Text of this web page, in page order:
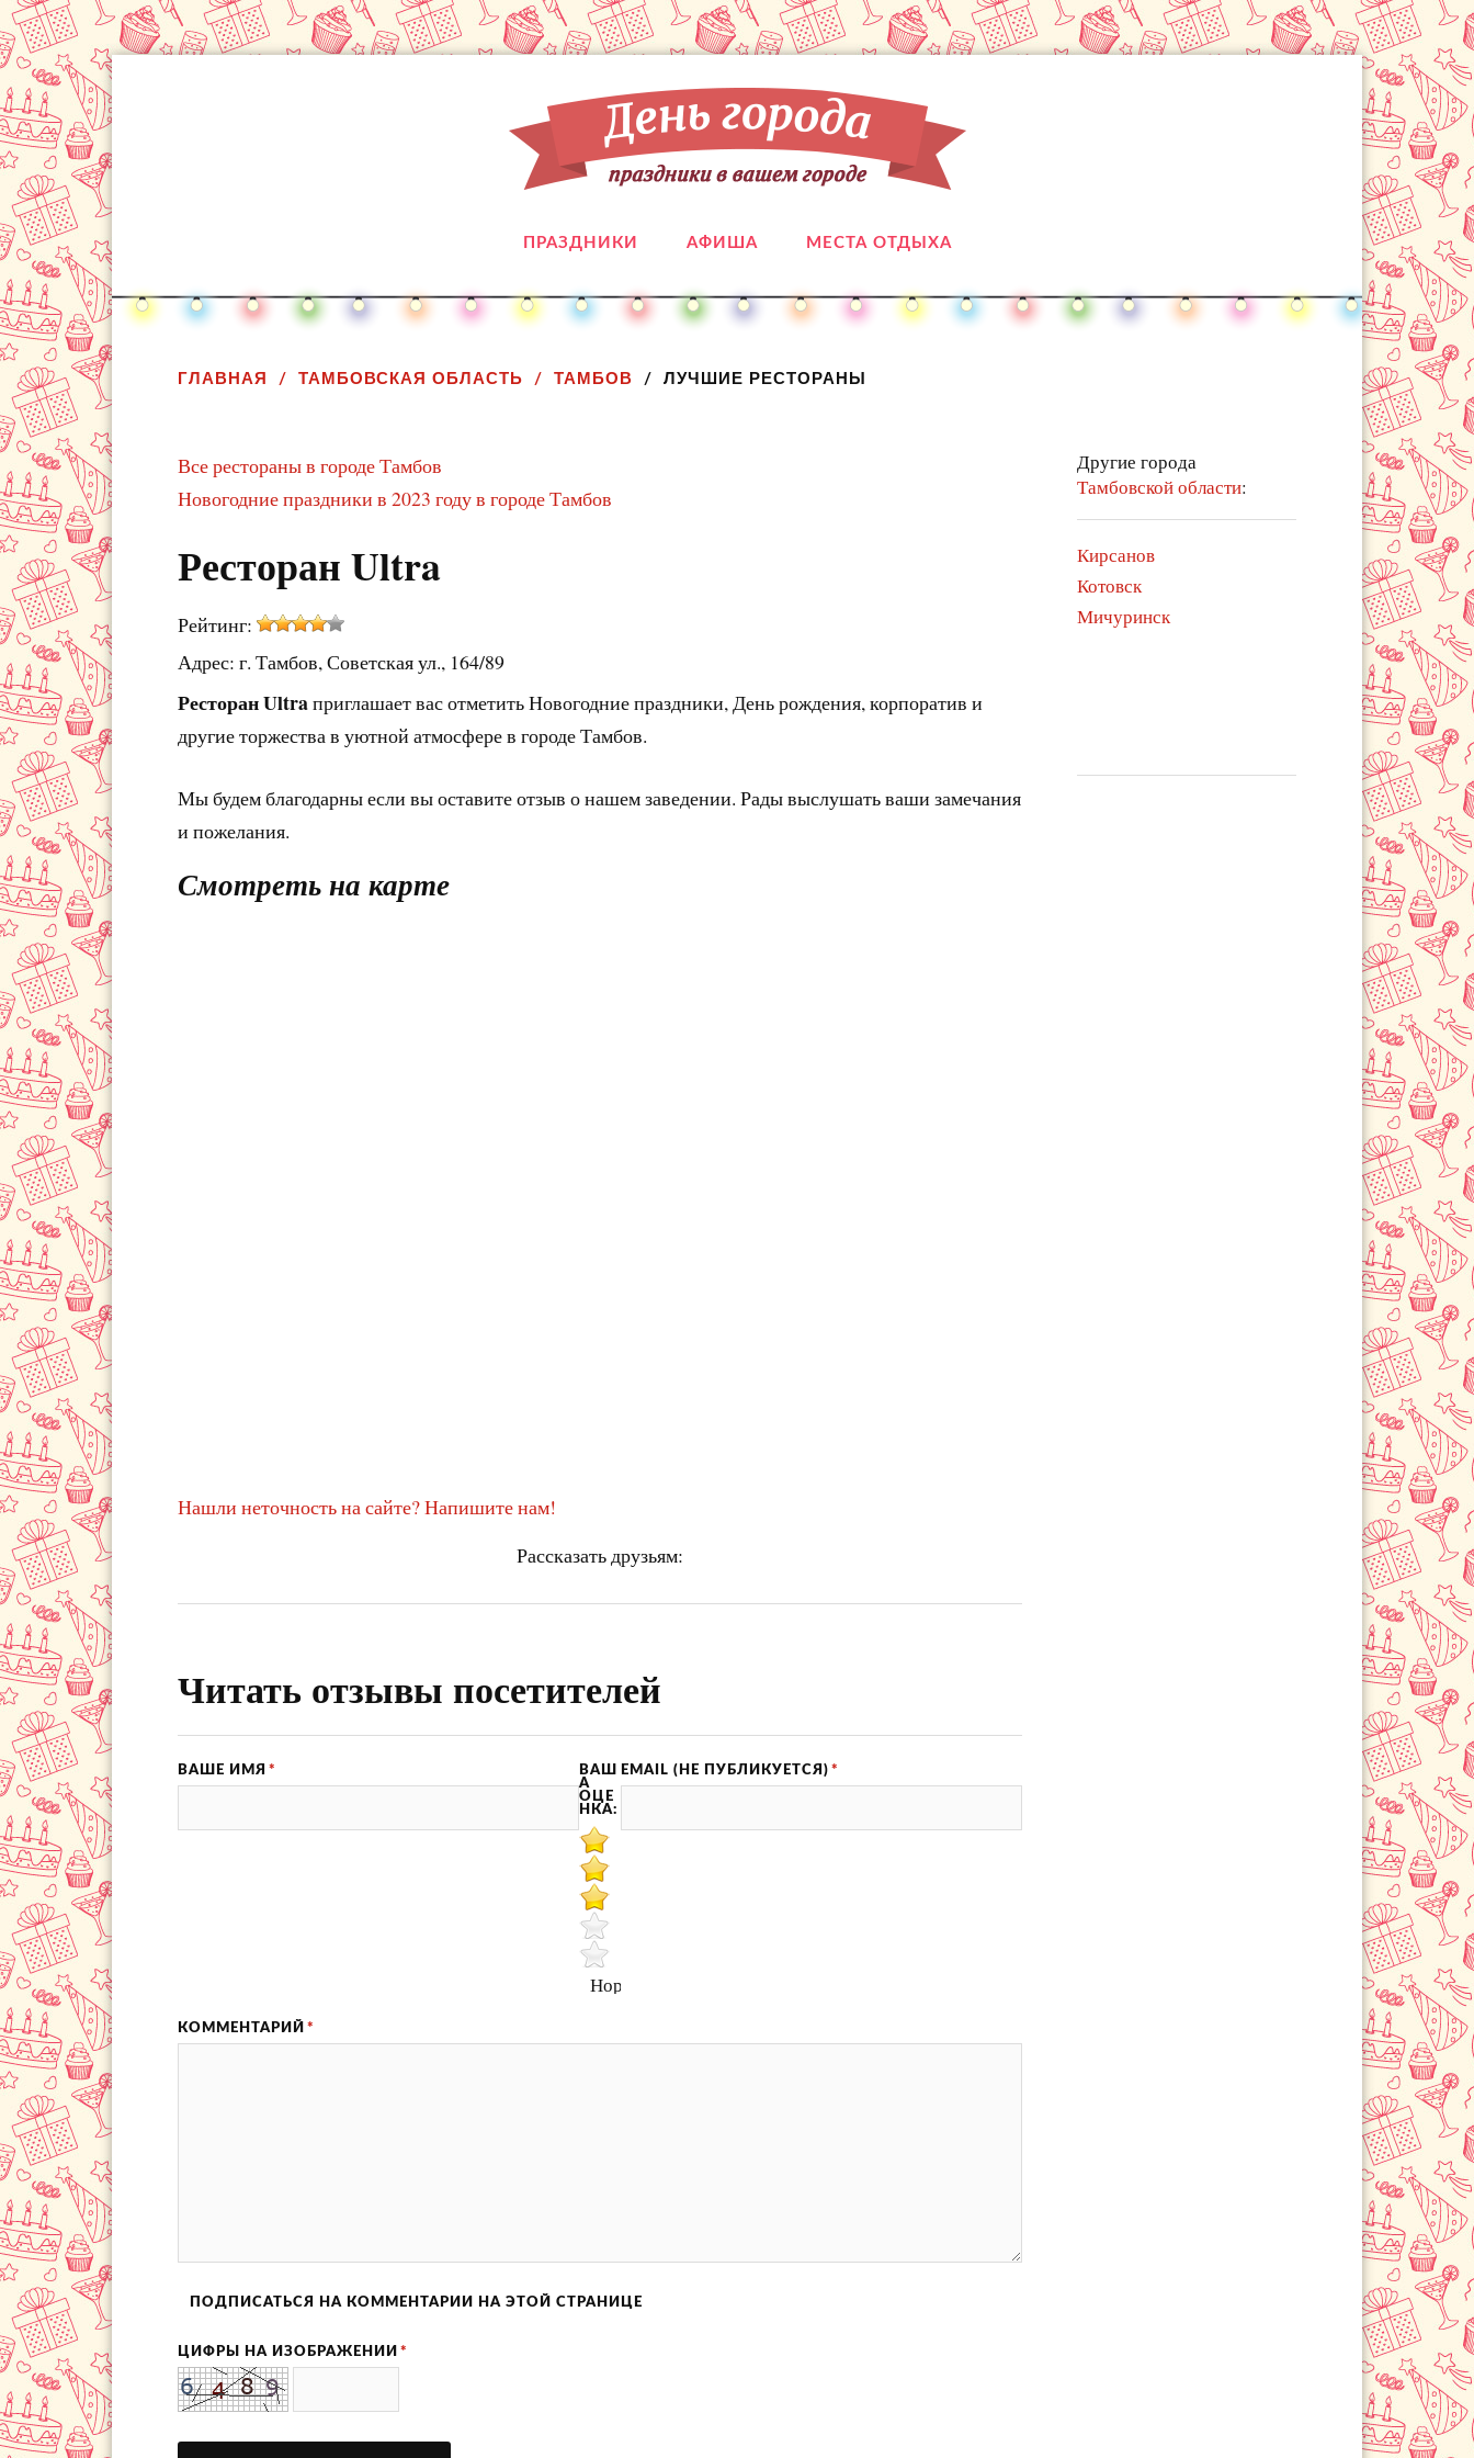
ПРАЗДНИКИ АФИША МЕСТА ОТДЫХА
ГЛАВНАЯ ТАМБОВСКАЯ ОБЛАСТЬ ТАМБОВ ЛУЧШИЕ РЕСТОРАНЫ
Другие города
Тамбовской области:
Кирсанов
Котовск
Мичуринск
Все рестораны в городе Тамбов
Новогодние праздники в 2023 году в городе Тамбов
Ресторан Ultra
Рейтинг:
Адрес: г. Тамбов, Советская ул., 164/89
Ресторан Ultraприглашает вас отметить Новогодние праздники, День рождения, корпоратив и
другие торжества в уютной атмосфере в городе Тамбов.
Мы будем благодарны если вы оставите отзыв о нашем заведении. Рады выслушать ваши замечания
и пожелания.
Смотреть на карте
Нашли неточность на сайте? Напишите нам!
Рассказать друзьям:
Читать отзывы посетителей
ВАШЕ ИМЯ * EMAIL (НЕ ПУБЛИКУЕТСЯ) *
ВАШ
А
ОЦЕ
НКА:
Нормально
КОММЕНТАРИЙ *
ПОДПИСАТЬСЯ НА КОММЕНТАРИИ НА ЭТОЙ СТРАНИЦЕ
ЦИФРЫ НА ИЗОБРАЖЕНИИ *